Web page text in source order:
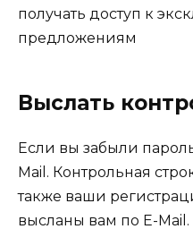
получать доступ к
предложениям
Выслать
Если вы забыли
Mail. Контрольная
также ваши
высланы вам по E-Mail.